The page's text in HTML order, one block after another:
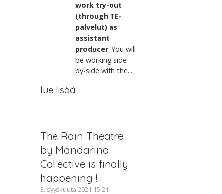
work try-out
(through TE-
palvelut) as
assistant
producer. You will
be working side-
by-side with the...
lue lisää
The Rain Theatre
by Mandarina
Collective is finally
happening !
3. syyskuuta 2021 15.21